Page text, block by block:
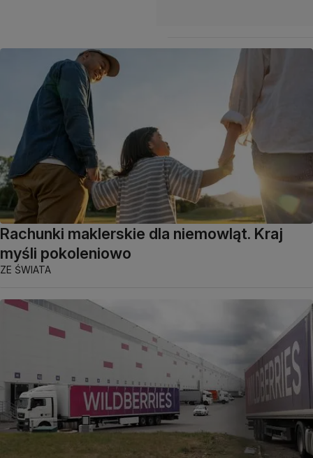
Rachunki maklerskie dla niemowląt. Kraj
myśli pokoleniowo
ZE ŚWIATA